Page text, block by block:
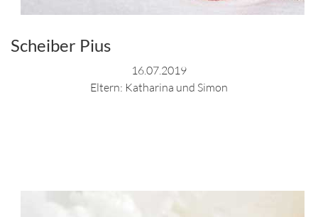
Scheiber Pius
16.07.2019
Eltern: Katharina und Simon